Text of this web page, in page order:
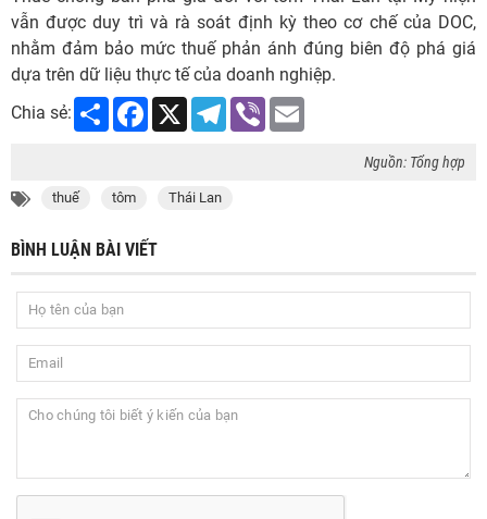
vẫn được duy trì và rà soát định kỳ theo cơ chế của DOC,
nhằm đảm bảo mức thuế phản ánh đúng biên độ phá giá
dựa trên dữ liệu thực tế của doanh nghiệp.
Chia sẻ:
Share Facebook
X Telegram
Viber
Nguồn: Tổng hợp
thuế tôm Thái Lan
BÌNH LUẬN BÀI VIẾT